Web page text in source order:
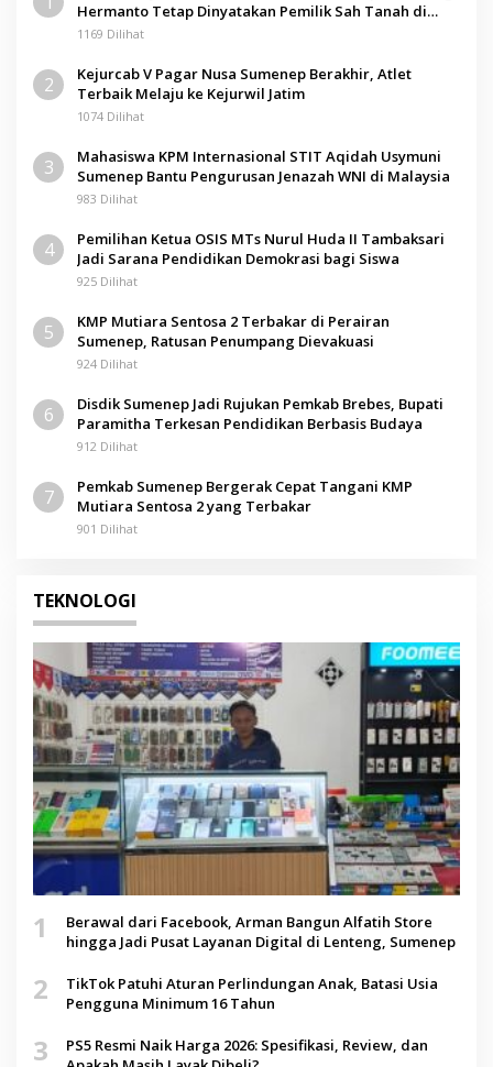
Hermanto Tetap Dinyatakan Pemilik Sah Tanah di
Pamolokan
1169 Dilihat
2
Kejurcab V Pagar Nusa Sumenep Berakhir, Atlet
Terbaik Melaju ke Kejurwil Jatim
1074 Dilihat
3
Mahasiswa KPM Internasional STIT Aqidah Usymuni
Sumenep Bantu Pengurusan Jenazah WNI di Malaysia
983 Dilihat
4
Pemilihan Ketua OSIS MTs Nurul Huda II Tambaksari
Jadi Sarana Pendidikan Demokrasi bagi Siswa
925 Dilihat
5
KMP Mutiara Sentosa 2 Terbakar di Perairan
Sumenep, Ratusan Penumpang Dievakuasi
924 Dilihat
6
Disdik Sumenep Jadi Rujukan Pemkab Brebes, Bupati
Paramitha Terkesan Pendidikan Berbasis Budaya
912 Dilihat
7
Pemkab Sumenep Bergerak Cepat Tangani KMP
Mutiara Sentosa 2 yang Terbakar
901 Dilihat
TEKNOLOGI
1
Berawal dari Facebook, Arman Bangun Alfatih Store
hingga Jadi Pusat Layanan Digital di Lenteng, Sumenep
2
TikTok Patuhi Aturan Perlindungan Anak, Batasi Usia
Pengguna Minimum 16 Tahun
3
PS5 Resmi Naik Harga 2026: Spesifikasi, Review, dan